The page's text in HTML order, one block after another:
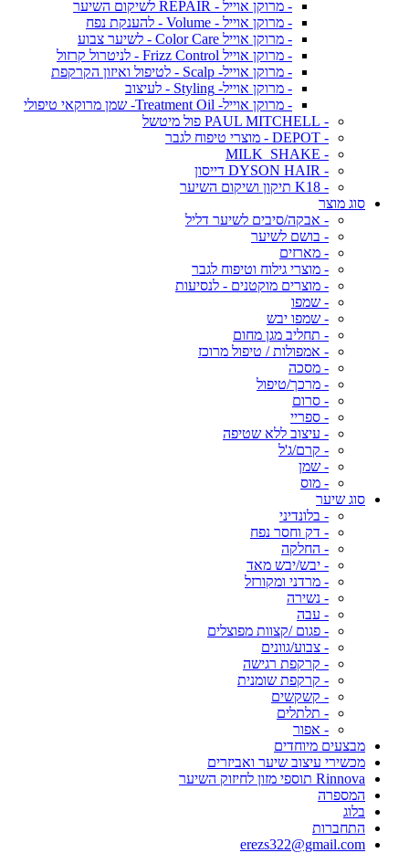
- מרוקן אוייל - REPAIR לשיקום השיער
- מרוקן אוייל - Volume - להענקת נפח
- מרוקן אוייל Color Care - לשיער צבוע
- מרוקן אוייל Frizz Control - לניטרול קרזול
- מרוקן אוייל- Scalp - לטיפול ואיזון הקרקפת
- מרוקן אוייל- Styling - לעיצוב
- מרוקן אוייל- Treatment Oil- שמן מרוקאי טיפולי
- PAUL MITCHELL פול מיטשל
- DEPOT - מוצרי טיפוח לגבר
- MILK_SHAKE
- DYSON HAIR דייסון
- K18 תיקון ושיקום השיער
סוג מוצר
- אבקה/סיבים לשיער דליל
- בושם לשיער
- מארזים
- מוצרי גילוח וטיפוח לגבר
- מוצרים מוקטנים - לנסיעות
- שמפו
- שמפו יבש
- תחליב מגן מחום
- אמפולות / טיפול מרוכז
- מסכה
- מרכך/טיפול
- סרום
- ספריי
- עיצוב ללא שטיפה
- קרם/ג'ל
- שמן
- מוס
סוג שיער
- בלונדיני
- דק וחסר נפח
- החלקה
- יבש/יבש מאד
- מרדני ומקורזל
- נשירה
- עבה
- פגום /קצוות מפוצלים
- צבוע/גוונים
- קרקפת רגישה
- קרקפת שומנית
- קשקשים
- תלתלים
- אפור
מבצעים מיוחדים
מכשירי עיצוב שיער ואביזרים
Rinnova תוספי מזון לחיזוק השיער
המספרה
בלוג
התחברות
erezs322@gmail.com